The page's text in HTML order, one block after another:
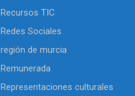
Recursos TIC
Redes Sociales
región de murcia
Remunerada
Representaciones culturales